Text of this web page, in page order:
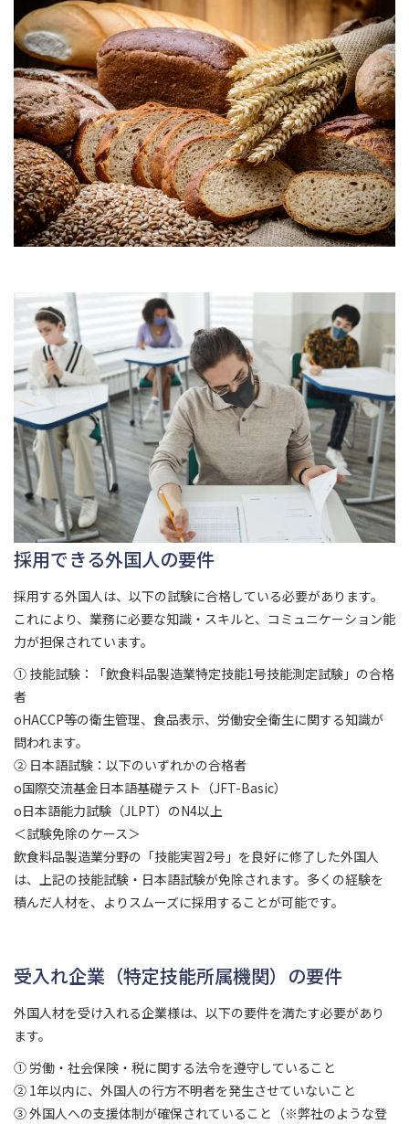
採用できる外国人の要件
採用する外国人は、以下の試験に合格している必要があります。
これにより、業務に必要な知識・スキルと、コミュニケーション能
力が担保されています。
① 技能試験：「飲食料品製造業特定技能1号技能測定試験」の合格
者
oHACCP等の衛生管理、食品表示、労働安全衛生に関する知識が
問われます。
② 日本語試験：以下のいずれかの合格者
o国際交流基金日本語基礎テスト（JFT-Basic）
o日本語能力試験（JLPT）のN4以上
＜試験免除のケース＞
飲食料品製造業分野の「技能実習2号」を良好に修了した外国人
は、上記の技能試験・日本語試験が免除されます。多くの経験を
積んだ人材を、よりスムーズに採用することが可能です。
受入れ企業（特定技能所属機関）の要件
外国人材を受け入れる企業様は、以下の要件を満たす必要があり
ます。
① 労働・社会保険・税に関する法令を遵守していること
② 1年以内に、外国人の行方不明者を発生させていないこと
③ 外国人への支援体制が確保されていること（※弊社のような登